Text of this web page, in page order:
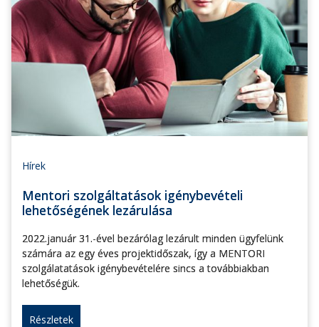
Hírek
Mentori szolgáltatások igénybevételi
lehetőségének lezárulása
2022.január 31.-ével bezárólag lezárult minden ügyfelünk
számára az egy éves projektidőszak, így a MENTORI
szolgálatatások igénybevételére sincs a továbbiakban
lehetőségük.
Részletek